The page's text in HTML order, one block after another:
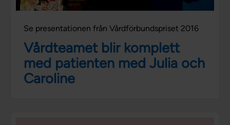
Se presentationen från Vårdförbundspriset 2016
Vårdteamet blir komplett
med patienten med Julia och
Caroline